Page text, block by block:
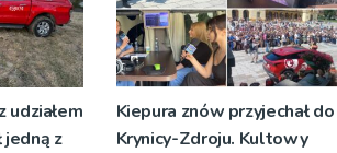
udziałem
jedną z
Kiepura znów przyjechał do
Krynicy-Zdroju. Kultowy